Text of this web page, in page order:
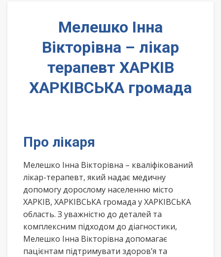
Мелешко Інна
Вікторівна – лікар
терапевт ХАРКІВ
ХАРКІВСЬКА громада
Про лікаря
Мелешко Інна Вікторівна – кваліфікований
лікар-терапевт, який надає медичну
допомогу дорослому населенню місто
ХАРКІВ, ХАРКІВСЬКА громада у ХАРКІВСЬКА
область. З уважністю до деталей та
комплексним підходом до діагностики,
Мелешко Інна Вікторівна допомагає
пацієнтам підтримувати здоров’я та